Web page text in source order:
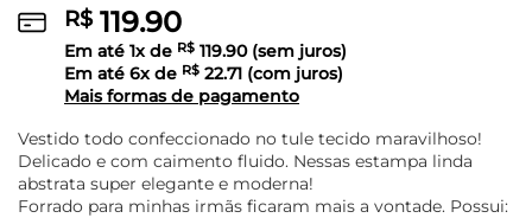
R$119.90
Em até 1x de R$ 119.90(sem juros)
Em até 6x de R$ 22.71 (com juros)
Mais formas de pagamento
Vestido todo confeccionado no tule tecido maravilhoso!
Delicado e com caimento fluido. Nessas estampa linda
abstrata super elegante e moderna!
Forrado para minhas irmãs ficaram mais a vontade. Possui: